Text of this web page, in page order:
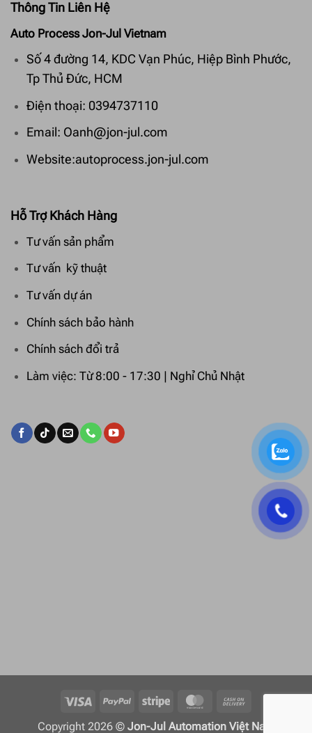
Thông Tin Liên Hệ
Auto Process Jon-Jul Vietnam
Số 4 đường 14, KDC Vạn Phúc, Hiệp Bình Phước,
Tp Thủ Đức, HCM
Điện thoại: 0394737110
Email: Oanh@jon-jul.com
Website:autoprocess.jon-jul.com
Hỗ Trợ Khách Hàng
Tư vấn sản phẩm
Tư vấn kỹ thuật
Tư vấn dự án
Chính sách bảo hành
Chính sách đổi trả
Làm việc: Từ 8:00 - 17:30 | Nghỉ Chủ Nhật
Visa PayPal Stripe MasterCard
Cash
Copyright 2026 © Jon-Jul Automation Việt Nam